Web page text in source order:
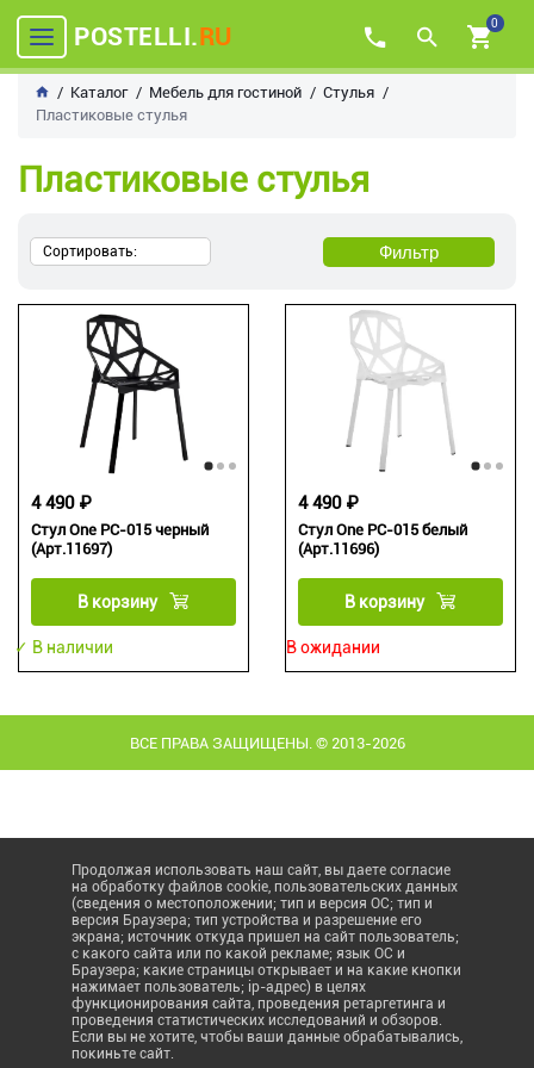
POSTELLI.RU 0
Каталог Мебель для гостиной
Стулья
Пластиковые стулья
Пластиковые стулья
Сортировать: Фильтр
Стул One PC-015 черный
(Арт.11697)
4 490 ₽
В корзину
✓ В наличии
Стул One PC-015 белый
(Арт.11696)
4 490 ₽
В корзину
В ожидании
ВСЕ ПРАВА ЗАЩИЩЕНЫ. © 2013-2026
Продолжая использовать наш сайт, вы даете согласие
на обработку файлов cookie, пользовательских данных
(сведения о местоположении; тип и версия ОС; тип и
версия Браузера; тип устройства и разрешение его
экрана; источник откуда пришел на сайт пользователь;
с какого сайта или по какой рекламе; язык ОС и
Браузера; какие страницы открывает и на какие кнопки
нажимает пользователь; ip-адрес) в целях
функционирования сайта, проведения ретаргетинга и
проведения статистических исследований и обзоров.
Если вы не хотите, чтобы ваши данные обрабатывались,
покиньте сайт.